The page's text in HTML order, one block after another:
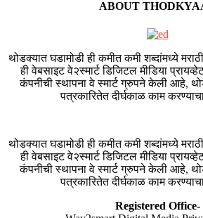
ABOUT
थोडक्यात घडामोडी ही कमीत कमी शब्दांमध्ये
ही वेबसाइट वे२स्मार्ट डिजिटल मीडिया
कंपनीची स्थापना वे स्मार्ट ग्रुपने केली आहे,
पत्रकारितेत दीर्घकाळ काम
थोडक्यात घडामोडी ही कमीत कमी शब्दांमध्ये
ही वेबसाइट वे२स्मार्ट डिजिटल मीडिया
कंपनीची स्थापना वे स्मार्ट ग्रुपने केली आहे,
पत्रकारितेत दीर्घकाळ काम
Registered Office-